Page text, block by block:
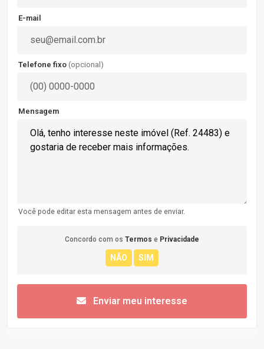
E-mail
Telefone fixo (opcional)
Mensagem
Você pode editar esta mensagem antes de enviar.
Concordo com os Termos e Privacidade
Enviar meu interesse